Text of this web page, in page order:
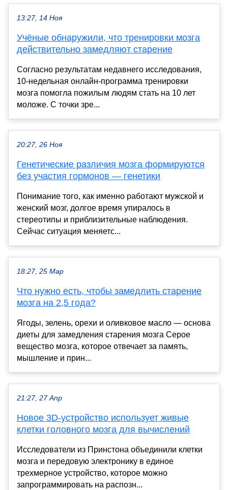
13:27, 14 Ноя
Учёные обнаружили, что тренировки мозга
действительно замедляют старение
Согласно результатам недавнего исследования,
10-недельная онлайн-программа тренировки
мозга помогла пожилым людям стать на 10 лет
моложе. С точки зре...
20:27, 26 Ноя
Генетические различия мозга формируются
без участия гормонов — генетики
Понимание того, как именно работают мужской и
женский мозг, долгое время упиралось в
стереотипы и приблизительные наблюдения.
Сейчас ситуация меняетс...
18:27, 25 Мар
Что нужно есть, чтобы замедлить старение
мозга на 2,5 года?
Ягоды, зелень, орехи и оливковое масло — основа
диеты для замедления старения мозга Серое
вещество мозга, которое отвечает за память,
мышление и прин...
21:27, 27 Апр
Новое 3D-устройство использует живые
клетки головного мозга для вычислений
Исследователи из Принстона объединили клетки
мозга и передовую электронику в единое
трехмерное устройство, которое можно
запрограммировать на распозн...